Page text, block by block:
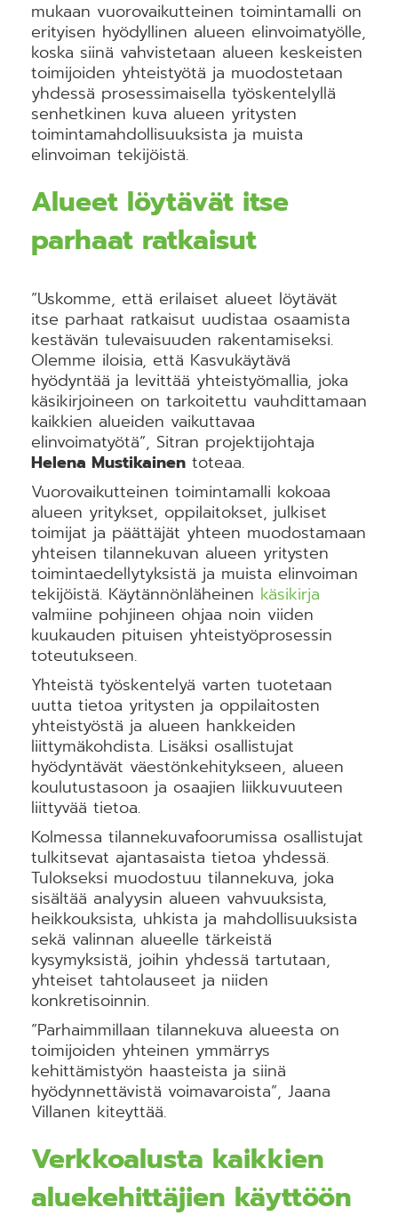
mukaan vuorovaikutteinen toimintamalli on
erityisen hyödyllinen alueen elinvoimatyölle,
koska siinä vahvistetaan alueen keskeisten
toimijoiden yhteistyötä ja muodostetaan
yhdessä prosessimaisella työskentelyllä
senhetkinen kuva alueen yritysten
toimintamahdollisuuksista ja muista
elinvoiman tekijöistä.
Alueet löytävät itse
parhaat ratkaisut
”Uskomme, että erilaiset alueet löytävät
itse parhaat ratkaisut uudistaa osaamista
kestävän tulevaisuuden rakentamiseksi.
Olemme iloisia, että Kasvukäytävä
hyödyntää ja levittää yhteistyömallia, joka
käsikirjoineen on tarkoitettu vauhdittamaan
kaikkien alueiden vaikuttavaa
elinvoimatyötä”, Sitran projektijohtaja
Helena Mustikainen toteaa.
Vuorovaikutteinen toimintamalli kokoaa
alueen yritykset, oppilaitokset, julkiset
toimijat ja päättäjät yhteen muodostamaan
yhteisen tilannekuvan alueen yritysten
toimintaedellytyksistä ja muista elinvoiman
tekijöistä. Käytännönläheinen käsikirja
valmiine pohjineen ohjaa noin viiden
kuukauden pituisen yhteistyöprosessin
toteutukseen.
Yhteistä työskentelyä varten tuotetaan
uutta tietoa yritysten ja oppilaitosten
yhteistyöstä ja alueen hankkeiden
liittymäkohdista. Lisäksi osallistujat
hyödyntävät väestönkehitykseen, alueen
koulutustasoon ja osaajien liikkuvuuteen
liittyvää tietoa.
Kolmessa tilannekuvafoorumissa osallistujat
tulkitsevat ajantasaista tietoa yhdessä.
Tulokseksi muodostuu tilannekuva, joka
sisältää analyysin alueen vahvuuksista,
heikkouksista, uhkista ja mahdollisuuksista
sekä valinnan alueelle tärkeistä
kysymyksistä, joihin yhdessä tartutaan,
yhteiset tahtolauseet ja niiden
konkretisoinnin.
”Parhaimmillaan tilannekuva alueesta on
toimijoiden yhteinen ymmärrys
kehittämistyön haasteista ja siinä
hyödynnettävistä voimavaroista”, Jaana
Villanen kiteyttää.
Verkkoalusta kaikkien
aluekehittäjien käyttöön